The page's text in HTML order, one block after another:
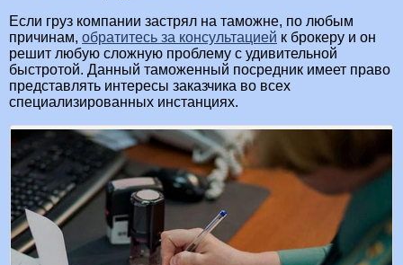
Если груз компании застрял на таможне, по любым
причинам, обратитесь за консультацией к брокеру и он
решит любую сложную проблему с удивительной
быстротой. Данный таможенный посредник имеет право
представлять интересы заказчика во всех
специализированных инстанциях.